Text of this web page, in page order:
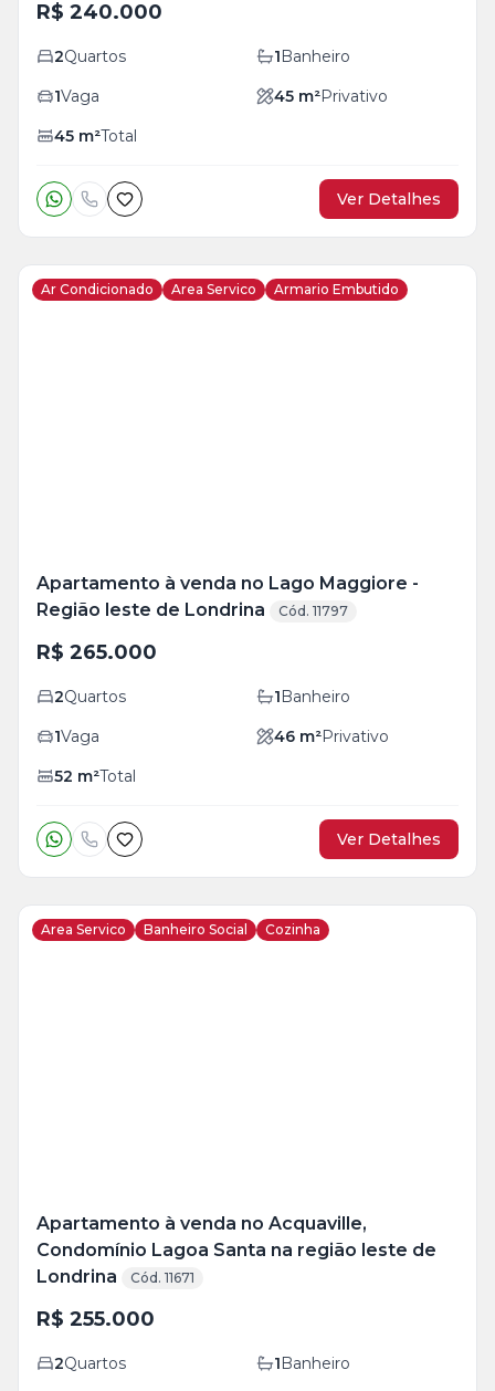
R$ 240.000
2Quartos 1Banheiro
1Vaga 45 m²Privativo
45 m²Total
Ver Detalhes
Ar Condicionado Area Servico Armario Embutido
Apartamento à venda no Lago Maggiore -
Região leste de Londrina
Cód. 11797
R$ 265.000
2Quartos 1Banheiro
1Vaga 46 m²Privativo
52 m²Total
Ver Detalhes
Area Servico Banheiro Social Cozinha
Apartamento à venda no Acquaville,
Condomínio Lagoa Santa na região leste de
Londrina
Cód. 11671
R$ 255.000
2Quartos 1Banheiro